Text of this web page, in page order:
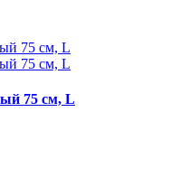
75 см, L